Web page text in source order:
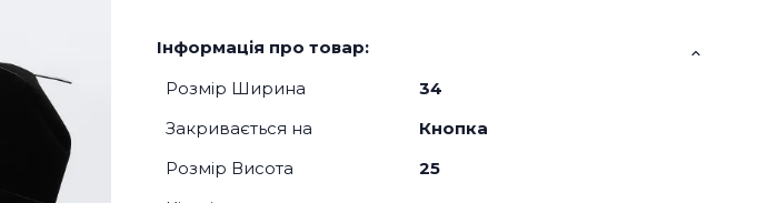
Інформація про товар:
Розмір Ширина
34
Закривається на
Кнопка
Розмір Висота
25